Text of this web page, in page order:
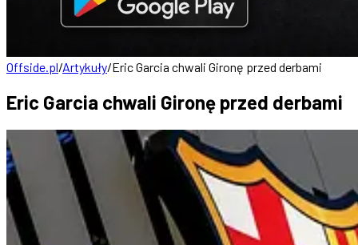
Offside.pl/Artykuły/Eric Garcia chwali Gironę przed derbami
Eric Garcia chwali Gironę przed derbami